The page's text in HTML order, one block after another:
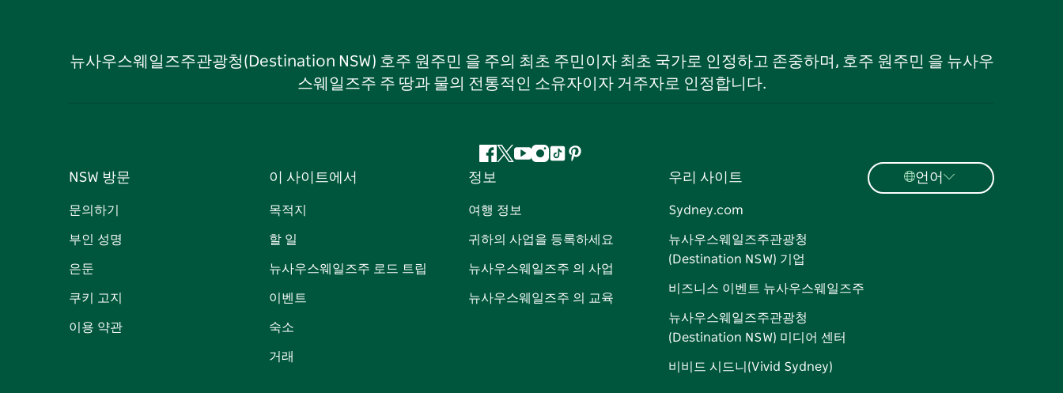
뉴사우스웨일즈주관광청(Destination NSW) 호주 원주민 을 주의 최초 주민이자 최초 국가로 인정하고 존중하며, 호주 원주민 을 뉴사우
스웨일즈주 주 땅과 물의 전통적인 소유자이자 거주자로 인정합니다.
페
이
북
지
다
유 인
램
틱
핀
트
NSW 방문
문의하기
부인 성명
은둔
쿠키 고지
이용 약관
이 사이트에서
목적지
할 일
뉴사우스웨일즈주 로드 트립
이벤트
숙소
거래
정보
여행 정보
귀하의 사업을 등록하세요
뉴사우스웨일즈주 의 사업
뉴사우스웨일즈주 의 교육
우리 사이트
Sydney.com
뉴사우스웨일즈주관광청
(Destination NSW) 기업
비즈니스 이벤트 뉴사우스웨일즈주
뉴사우스웨일즈주관광청
(Destination NSW) 미디어 센터
비비드 시드니(Vivid Sydney)
언어